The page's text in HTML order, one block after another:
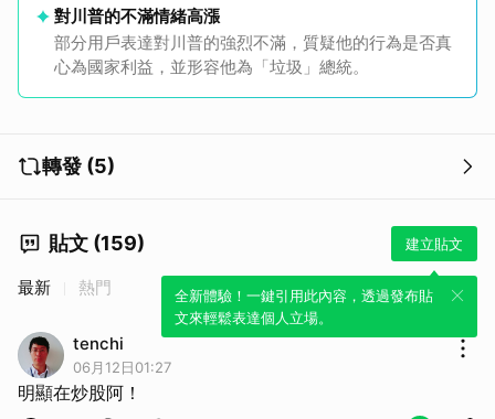
對川普的不滿情緒高漲
部分用戶表達對川普的強烈不滿，質疑他的行為是否真
心為國家利益，並形容他為「垃圾」總統。
轉發 (5)
貼文 (159) 建立貼文
全新體驗！一鍵引用此內容，透過發布貼
文來輕鬆表達個人立場。
最新 熱門
tenchi
06月12日01:27
明顯在炒股阿！